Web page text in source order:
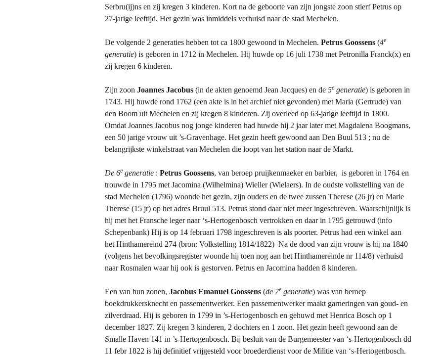
n
h
i
f
a
i
l
i
e
s
o
s
n
s
i
n
e
c
h
n
n
P
k
e
a
a
r
v
l
n
i
j
n
g
d
o
o
p
Serbru(ij)ns en zij kregen 3 kinderen. Kort na de geboorte van zijn jongste zoon stierf Petrus op
27-jarige leeftijd. Het gezin was inmiddels verhuisd naar de stad Mechelen.
De volgende 2 generaties hebben tot ca 1800 gewoond in Mechelen. Petrus Goossens (4e
generatie) is geboren in 1712 in Mechelen. Hij huwde op 16 juli 1738 met Petronilla Franck(x) en
zij kregen 6 kinderen.
Zijn zoon Joannes Jacobus (in de akten genoemd Jean Jacques) en de 5e generatie) is geboren in
1743. Hij huwde rond 1762 (een akte is in het archief niet gevonden) met Maria (Gertrude) van
den Boom uit Mechelen en zij kregen 8 kinderen. Zij overleed op 63-jarige leeftijd in 1800.
Omdat Joannes Jacobus nog jonge kinderen had huwde hij 2 jaar later met Magdalena Boogmans,
een 50 jarige vrouw uit ’s-Gravenhage. Het gezin heeft gewoond aan Den Buul 513 ; nu de
belangrijkste winkelstraat van Mechelen die loopt van het station naar de Markt.
De 6e generatie : Petrus Goossens, van beroep pruijkenmaeker en barbier, is geboren in 1764 en
trouwde in 1795 met Jacomina (Wilhelmina) Wieller (Wielaers). In de oudste volkstelling van de
stad Mechelen (1796) woonde het gezin, zijn ouders en de twee zussen Therese (26 jr) en Marie
Therese (15 jr) op het adres Bruul 513. Petrus stond daar niet meer ingeschreven. Waarschijnlijk is
hij met het Fransche leger naar ‘s-Hertogenbosch vertrokken en daar in 1795 getrouwd (info
Schepenbank) Hij is op 14 februari 1798 ingeschreven is als poorter. Petrus had een winkel aan
het Hinthamereind 274 (bron: Volkstelling 1814/1822) Na de dood van zijn vrouw is hij na 1840
(volgens het bevolkingsregister woonde hij toen nog aan het Hinthamereinde nr 114/8) verhuisd
naar Rosmalen waar hij ook is gestorven. Petrus en Jacomina hadden 8 kinderen.
Een van hun zonen, Jacobus Emanuel Goossens (de 7e generatie) was van beroep
boekdrukkersknecht en passementwerker. Een passementwerker maakt garneringen van goud- en
zilverdraad. Hij is geboren in 1799 in ’s-Hertogenbosch en gehuwd met Henrica Bosch op 1
december 1827. Zij kregen 3 kinderen, 2 dochters en 1 zoon. Het gezin heeft gewoond aan de
Smalle Haven 141 in ’s-Hertogenbosch. Bij besluit van de Burgemeester van ‘s-Hertogenbosch dd
11 febr 1822 is hij definitief vrijgesteld voor broederdienst voor de Militie van ‘s-Hertogenbosch.